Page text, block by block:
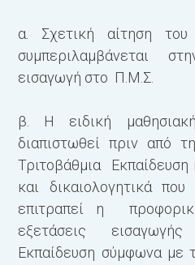
α. Σχετική αίτηση
συμπεριλαμβάνεται
εισαγωγή στο Π.Μ.Σ.
β. Η ειδική
διαπιστωθεί πριν από
Τριτοβάθμια Εκπαίδευση
και δικαιολογητικά
επιτραπεί η
εξετάσεις
Εκπαίδευση σύμφωνα με